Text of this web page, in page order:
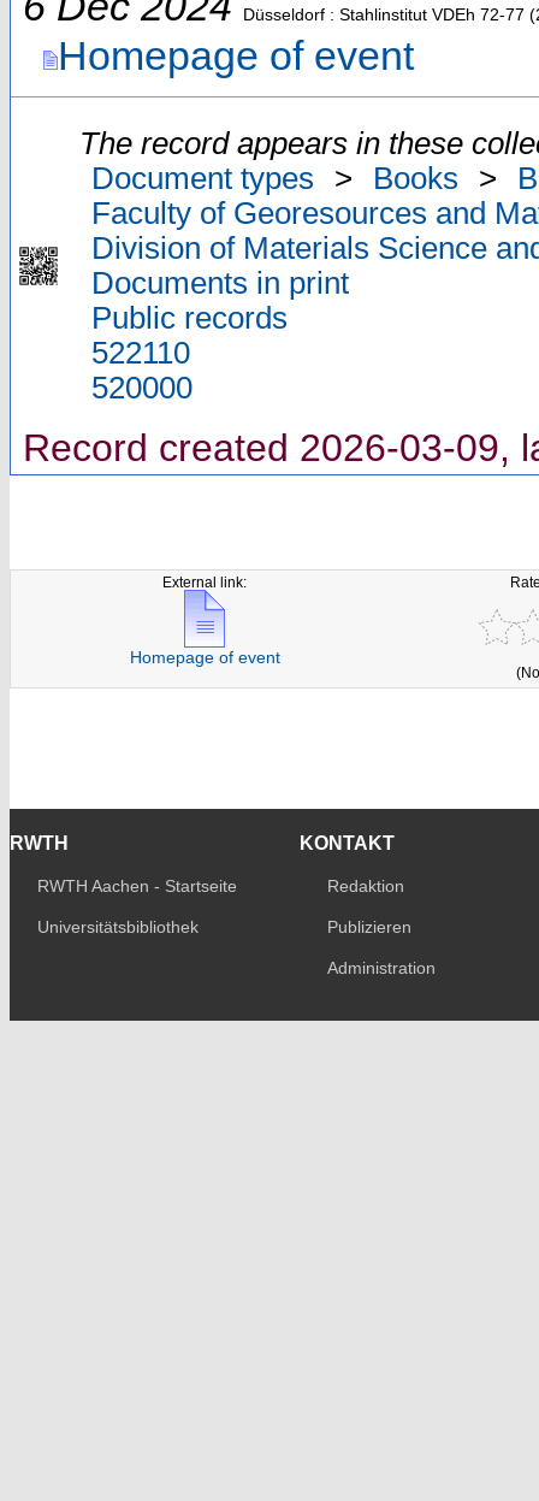
Düsseldorf : Stahlinstitut VDEh 72-77 (
Homepage of event
The record appears in these
Document types
> Books >
Faculty of Georesources and
Division of Materials Science
Documents in print
Public records
522110
520000
Record created 2026-03-09,
External link:
Homepage of event
RWTH
RWTH Aachen - Startseite
Universitätsbibliothek
KONTAKT
Redaktion
Publizieren
Administration